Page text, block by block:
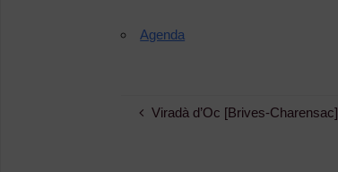
Agenda
Viradà d’Oc [Brives-Charensac]